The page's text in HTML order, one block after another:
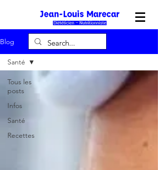
Blog
Tous les
posts
Infos
Santé
Recettes
Santé